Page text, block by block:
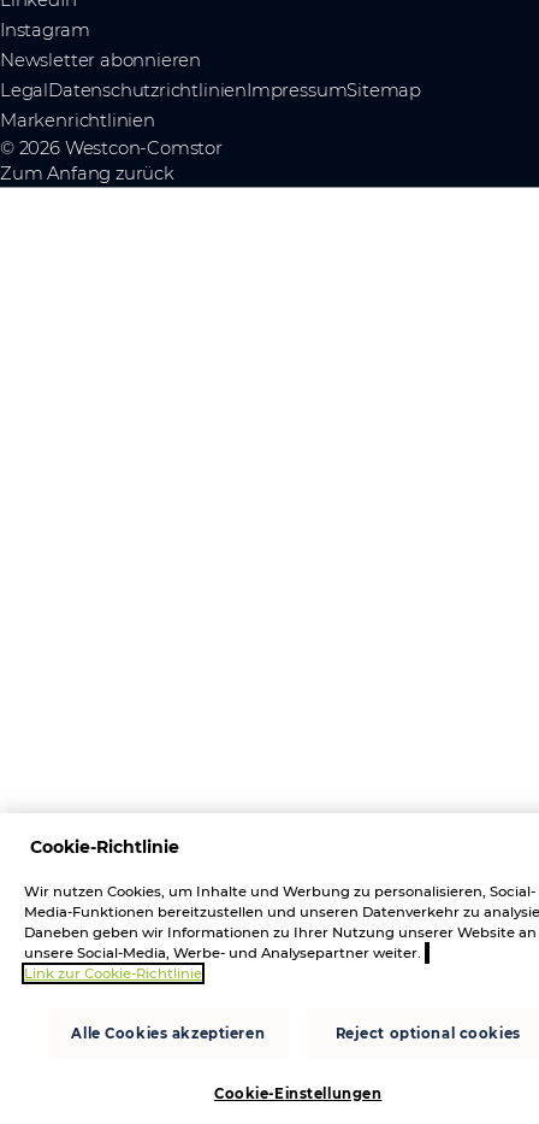
Instagram
Newsletter abonnieren
Legal Datenschutzrichtlinien ImpressumSitemap
Markenrichtlinien
© 2026 Westcon-Comstor
Zum Anfang zurück
Cookie-Richtlinie
Wir nutzen Cookies, um Inhalte und Werbung zu personalisieren, Social-
Media-Funktionen bereitzustellen und unseren Datenverkehr zu
Daneben geben wir Informationen zu Ihrer Nutzung unserer Website an
unsere Social-Media, Werbe- und Analysepartner weiter.
Link zur Cookie-Richtlinie
Alle Cookies akzeptieren Reject optional cookies
Cookie-Einstellungen